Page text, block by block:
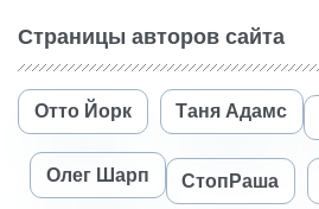
Страницы авторов сайта
Отто Йорк Таня Адамс
Олег Шарп СтопРаша